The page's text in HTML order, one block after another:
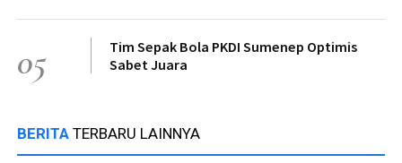
05
Tim Sepak Bola PKDI Sumenep Optimis
Sabet Juara
BERITA TERBARU LAINNYA